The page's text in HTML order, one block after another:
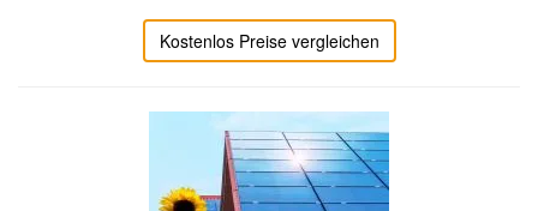
Kostenlos Preise vergleichen